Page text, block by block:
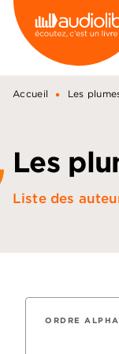
MENU
PIED DE PAGE
Accueil • Les
Les
Liste des
ORDRE